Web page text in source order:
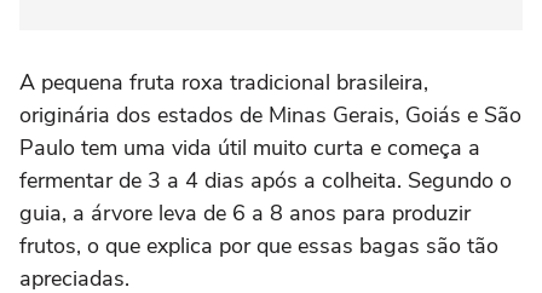
A pequena fruta roxa tradicional brasileira,
originária dos estados de Minas Gerais, Goiás e São
Paulo tem uma vida útil muito curta e começa a
fermentar de 3 a 4 dias após a colheita. Segundo o
guia, a árvore leva de 6 a 8 anos para produzir
frutos, o que explica por que essas bagas são tão
apreciadas.